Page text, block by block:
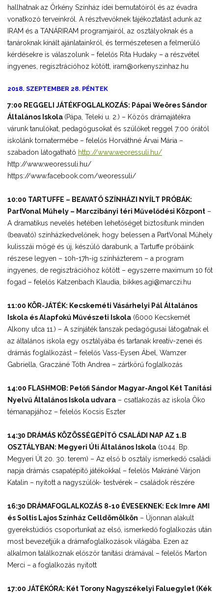
hallhatnak az Örkény Színház idei bemutatóiról és az évadra
vonatkozó terveinkről. A résztvevőknek tájékoztatást adunk az
IRAM és a TANÁRIRAM programjairól, az osztályoknak és a
tanároknak kínált ajánlatainkról, és természetesen a felmerülő
kérdésekre is válaszolunk – felelős Rita Hudaky – a részvétel
ingyenes, regisztrációhoz kötött, iram@orkenyszinhaz.hu
2018. SZEPTEMBER 28. PÉNTEK
7:00 REGGELI JÁTÉKFOGLALKOZÁS: Pápai Weöres Sándor
Általános Iskola (Pápa, Teleki u. 2.) – Közös drámajátékra
várunk tanulókat, pedagógusokat és szülőket reggel 7:00 órától
iskolánk tornatermébe – felelős Horváthné Árvai Mária –
szabadon látogatható http://www.weoressuli.hu/
http://www.weoressuli.hu/
https://www.facebook.com/weoressuli/
10:00 TARTUFFE – BEAVATÓ SZÍNHÁZI NYÍLT PRÓBÁK:
PartVonal Műhely – Marczibányi téri Művelődési Központ –
A dramatikus nevelés hetében lehetőséget biztosítunk minden
(beavató) színházkedvelőnek, hogy belessen a PartVonal Műhely
kulisszái mögé és új, készülő darabunk, a Tartuffe próbáink
részese legyen – 10h-17h-ig színházterem – a program
ingyenes, de regisztrációhoz kötött – egyszerre maximum 10 főt
fogad – felelős Katzenbach Klaudia, bikkes.agi@marczi.hu
11:00 KÖR-JÁTÉK: Kecskeméti Vásárhelyi Pál Általános
Iskola és Alapfokú Művészeti Iskola (6000 Kecskemét
Alkony utca 11.) – A színjáték tanszak pedagógusai látogatnak el
az általános iskola egy osztályába és tartanak kreatív-zenei és
drámás foglalkozást – felelős Vass-Eysen Ábel, Wamzer
Gabriella, Graczáné Tóth Andrea – zártkörű foglalkozás
14:00 FLASHMOB: Petőfi Sándor Magyar-Angol Két Tanítási
Nyelvű Általános Iskola udvara – csatlakozás az iskola Öko
témanapjához – felelős Kocsis Eszter
14:30 DRÁMÁS KÖZÖSSÉGÉPÍTŐ CSALÁDI NAP AZ 1.B
OSZTÁLYBAN: Megyeri Úti Általános Iskola (1044. Bp.
Megyeri Út 20. 30. terem) – Az első b osztály ismerkedő családi
napja drámás csapatépítő játékokkal – felelős Makráné Várjon
Katalin – nyitott a nagyszülők- testvérek – családok részére
16:30 DRÁMAFOGLALKOZÁS 8-10 ÉVESEKNEK: Eck Imre AMI
és Soltis Lajos Színház Celldömölkön – Újonnan alakult
gyerekstúdiós csoportunkat az első, ismerkedő foglalkozás után
most bevezetjük a drámafoglalkozások világába. Ezen az
alkalmon találkoznak először tanítási drámával – felelős Marton
Merci – a foglalkozás nyitott
17:00 JÁTÉKÓRA: Két Torony Nagyszékelyi Faluegylet (Kék